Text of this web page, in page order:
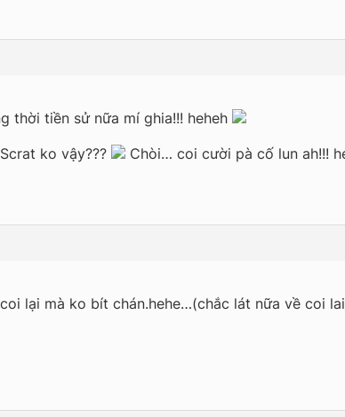
thời tiền sử nữa mí ghia!!! heheh
ko vậy???
Chòi… coi cười pà cố lun ah!!!
lại mà ko bít chán.hehe…(chắc lát nữa về coi